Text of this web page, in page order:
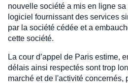
nouvelle société a mis en ligne
logiciel fournissant des services
par la société cédée et a
cette société.
La cour d’appel de Paris estime,
délais ainsi respectés sont trop
marché et de l'activité concernés,